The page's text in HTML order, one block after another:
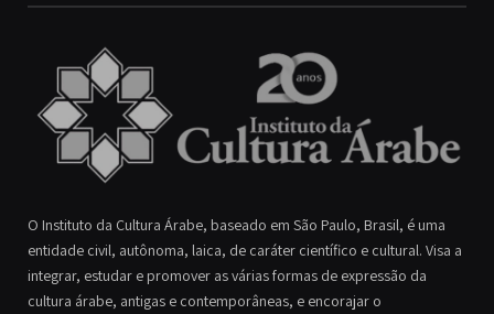
O Instituto da Cultura Árabe, baseado em São Paulo, Brasil, é uma
entidade civil, autônoma, laica, de caráter científico e cultural. Visa a
integrar, estudar e promover as várias formas de expressão da
cultura árabe, antigas e contemporâneas, e encorajar o